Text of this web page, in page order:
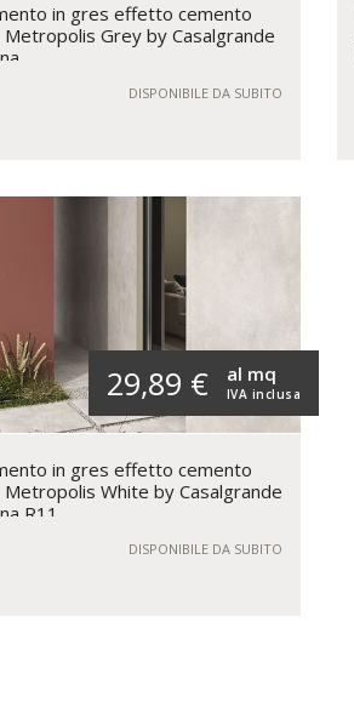
in gres effetto cemento
Grey by Casalgrande
DISPONIBILE DA SUBITO
29,89 € IVA inclusa
al mq
in gres effetto cemento
White by Casalgrande
R11
DISPONIBILE DA SUBITO